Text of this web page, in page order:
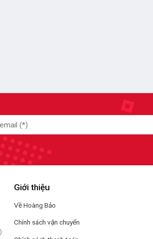
Giới thiệu
Về Hoàng Bảo
Chính sách vận chuyển